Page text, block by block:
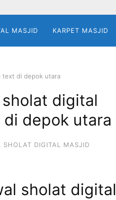
MASJID KARPET MASJID
text di depok utara
digital
depok utara
DIGITAL MASJID
sholat digital